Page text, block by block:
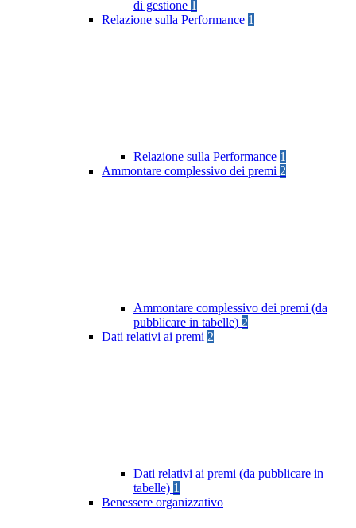
di gestione 1
Relazione sulla Performance 1
Relazione sulla Performance 1
Ammontare complessivo dei premi 2
Ammontare complessivo dei premi (da
pubblicare in tabelle) 2
Dati relativi ai premi 2
Dati relativi ai premi (da pubblicare in
tabelle) 1
Benessere organizzativo